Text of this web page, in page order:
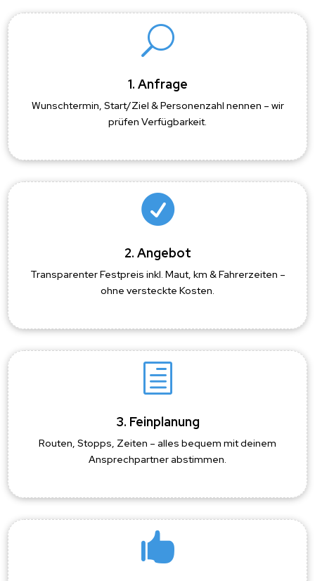
U
1. Anfrage
Wunschtermin, Start/Ziel & Personenzahl nennen – wir
prüfen Verfügbarkeit.

2. Angebot
Transparenter Festpreis inkl. Maut, km & Fahrerzeiten –
ohne versteckte Kosten.
h
3. Feinplanung
Routen, Stopps, Zeiten – alles bequem mit deinem
Ansprechpartner abstimmen.
